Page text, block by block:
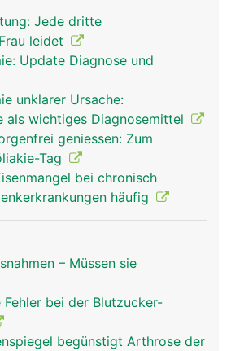
Jede dritte
leidet
Update Diagnose und
unklarer Ursache:
als wichtiges Diagnosemittel
geniessen: Zum
Tag
bei chronisch
häufig
– Müssen sie
bei der Blutzucker-
begünstigt Arthrose der